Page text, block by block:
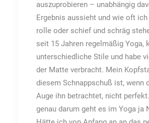
auszuprobieren – unabhängig
Ergebnis aussieht und wie oft
rolle oder schief und schräg
seit 15 Jahren regelmäßig Yoga,
unterschiedliche Stile und habe
der Matte verbracht. Mein
diesem Schnappschuß ist, wenn
Auge ihn betrachtet, nicht
genau darum geht es im Yoga ja